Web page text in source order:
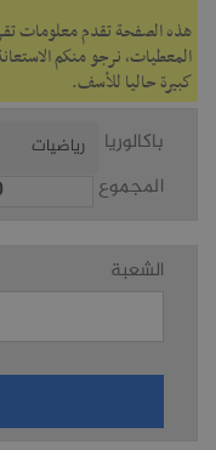
هذه الصفحة تقدم معلومات
المعطيات، نرجو منكم
كبيرة حاليا للأسف.
باكالوريا
المجموع
الشعبة